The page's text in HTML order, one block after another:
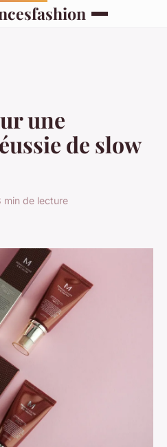
une
de slow
de lecture